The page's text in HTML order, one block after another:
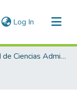
Log In (current)
Facultad de Ciencias Administrativas